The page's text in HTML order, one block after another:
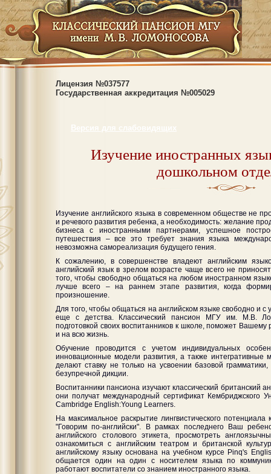
Лицензия №037577
Государственная аккредитация №005029
Версия для слабовидящих
Изучение иностранных
дошкольном
Изучение английского языка в современном обществе не
и речевого развития ребенка, а необходимость: желание
бизнеса с иностранными партнерами, успешное
путешествия – все это требует знания языка
невозможна самореализация будущего гения.
К сожалению, в совершенстве владеют английским
английский язык в зрелом возрасте чаще всего не
того, чтобы свободно общаться на любом иностранном
лучше всего – на раннем этапе развития, когда
произношение.
Для того, чтобы общаться на английском языке свободно и с
еще с детства. Классический пансион МГУ им. М.В.
подготовкой своих воспитанников к школе, поможет Вашему
и на всю жизнь.
Обучение проводится с учетом индивидуальных
инновационные модели развития, а также интегративные
делают ставку не только на усвоении базовой
безупречной дикции.
Воспитанники пансиона изучают классический британский
они получат международный сертификат Кембриджского
Cambridge English:Young Learners.
На максимальное раскрытие лингвистического потенциала
"Говорим по-английски". В рамках последнего Ваш
английского столового этикета, просмотреть
ознакомиться с английским театром и британской
английскому языку основана на учебном курсе Pinq's
общается один на один с носителем языка по
работают воспитатели со знанием иностранного языка.